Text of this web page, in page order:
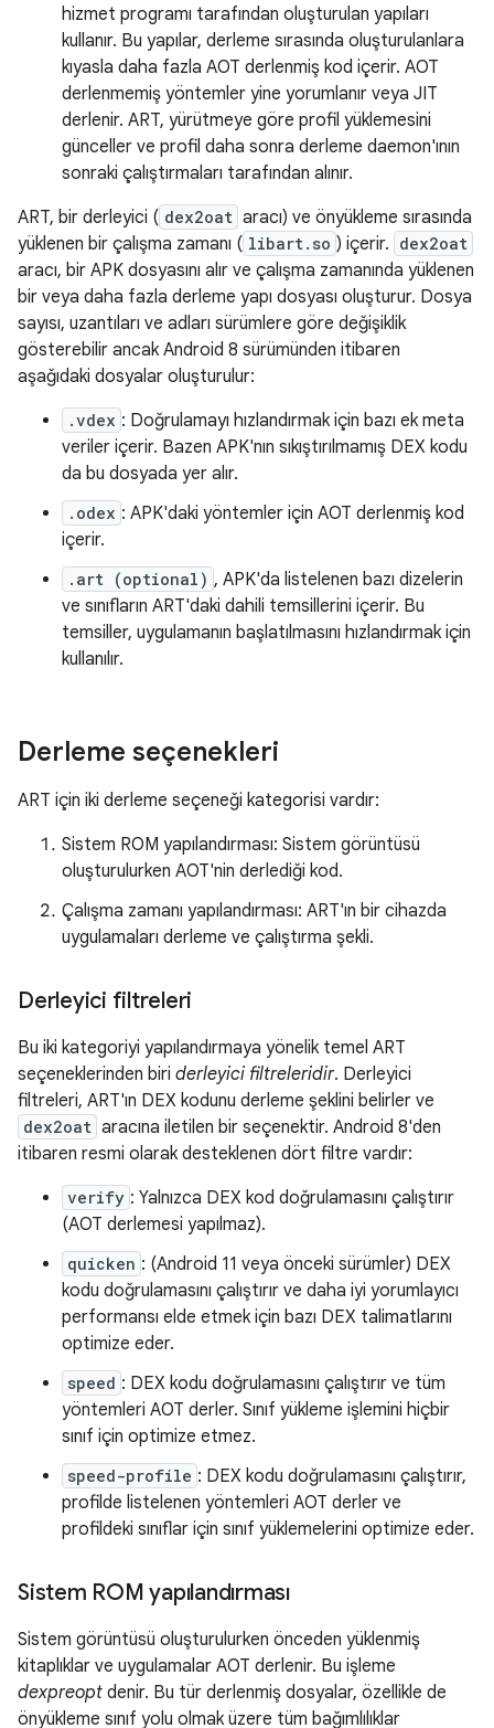
hizmet programı tarafından oluşturulan yapıları
kullanır. Bu yapılar, derleme sırasında oluşturulanlara
kıyasla daha fazla AOT derlenmiş kod içerir. AOT
derlenmemiş yöntemler yine yorumlanır veya JIT
derlenir. ART, yürütmeye göre profil yüklemesini
günceller ve profil daha sonra derleme daemon'ının
sonraki çalıştırmaları tarafından alınır.
ART, bir derleyici ( dex2oat aracı) ve önyükleme sırasında
yüklenen bir çalışma zamanı ( libart.so ) içerir. dex2oat
aracı, bir APK dosyasını alır ve çalışma zamanında yüklenen
bir veya daha fazla derleme yapı dosyası oluşturur. Dosya
sayısı, uzantıları ve adları sürümlere göre değişiklik
gösterebilir ancak Android 8 sürümünden itibaren
aşağıdaki dosyalar oluşturulur:
.vdex : Doğrulamayı hızlandırmak için bazı ek meta
veriler içerir. Bazen APK'nın sıkıştırılmamış DEX kodu
da bu dosyada yer alır.
.odex : APK'daki yöntemler için AOT derlenmiş kod
içerir.
.art (optional) , APK'da listelenen bazı dizelerin
ve sınıfların ART'daki dahili temsillerini içerir. Bu
temsiller, uygulamanın başlatılmasını hızlandırmak için
kullanılır.
Derleme seçenekleri
ART için iki derleme seçeneği kategorisi vardır:
Sistem ROM yapılandırması: Sistem görüntüsü
oluşturulurken AOT'nin derlediği kod.
Çalışma zamanı yapılandırması: ART'ın bir cihazda
uygulamaları derleme ve çalıştırma şekli.
Derleyici filtreleri
Bu iki kategoriyi yapılandırmaya yönelik temel ART
seçeneklerinden biri derleyici filtreleridir. Derleyici
filtreleri, ART'ın DEX kodunu derleme şeklini belirler ve
dex2oat aracına iletilen bir seçenektir. Android 8'den
itibaren resmi olarak desteklenen dört filtre vardır:
verify : Yalnızca DEX kod doğrulamasını çalıştırır
(AOT derlemesi yapılmaz).
quicken : (Android 11 veya önceki sürümler) DEX
kodu doğrulamasını çalıştırır ve daha iyi yorumlayıcı
performansı elde etmek için bazı DEX talimatlarını
optimize eder.
speed : DEX kodu doğrulamasını çalıştırır ve tüm
yöntemleri AOT derler. Sınıf yükleme işlemini hiçbir
sınıf için optimize etmez.
speed-profile : DEX kodu doğrulamasını çalıştırır,
profilde listelenen yöntemleri AOT derler ve
profildeki sınıflar için sınıf yüklemelerini optimize eder.
Sistem ROM yapılandırması
Sistem görüntüsü oluşturulurken önceden yüklenmiş
kitaplıklar ve uygulamalar AOT derlenir. Bu işleme
dexpreopt denir. Bu tür derlenmiş dosyalar, özellikle de
önyükleme sınıf yolu olmak üzere tüm bağımlılıklar